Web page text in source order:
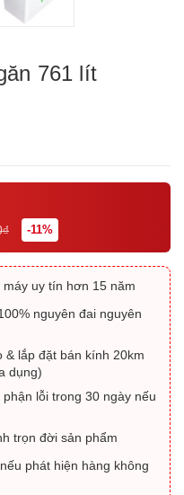
761 lít
-11%
uy tín hơn 15 năm
nguyên đai nguyên
& lắp đặt bán kính 20km
dụng)
lỗi trong 30 ngày nếu
trọn đời sản phẩm
nếu phát hiện hàng không